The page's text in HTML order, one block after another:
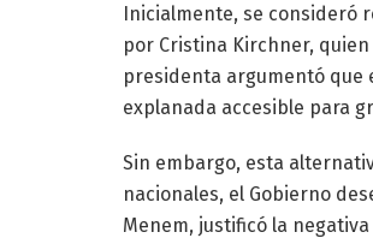
Inicialmente, se consideró
por Cristina Kirchner,
presidenta argumentó que
explanada accesible para
Sin embargo, esta
nacionales, el Gobierno
Menem, justificó la